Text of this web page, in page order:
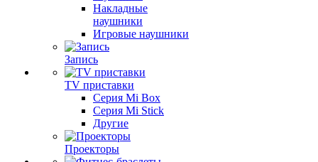
Накладные
наушники
Игровые наушники
Запись
TV приставки
Серия Mi Box
Серия Mi Stick
Другие
Проекторы